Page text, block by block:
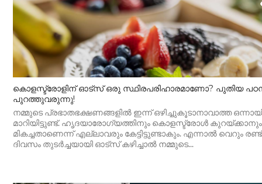
കൊളസ്ട്രോളിന് ഓട്സ് ഒരു സ്ഥിരപരിഹാരമാണോ? പുതിയ
പുറത്തുവരുന്നു!
നമ്മുടെ പ്രഭാതഭക്ഷണങ്ങളിൽ ഇന്ന് ഒഴിച്ചുകൂടാനാവാത്ത
മാറിയിട്ടുണ്ട്. ഹൃദയാരോഗ്യത്തിനും കൊളസ്ട്രോൾ
മികച്ചതാണെന്ന് എല്ലാവരും കേട്ടിട്ടുണ്ടാകും. എന്നാൽ വെറും രണ്ട്
ദിവസം തുടർച്ചയായി ഓട്സ് കഴിച്ചാൽ നമ്മുടെ...